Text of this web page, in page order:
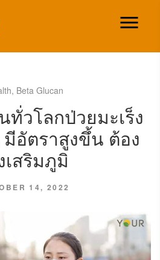
, Beta Glucan
ทั่วโลกป่วยมะเร็ง
อัตราสูงขึ้น ต้อง
เสริมภูมิ
14, 2022